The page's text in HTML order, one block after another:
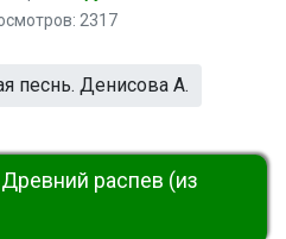
2317
песнь. Денисова А.
распев (из